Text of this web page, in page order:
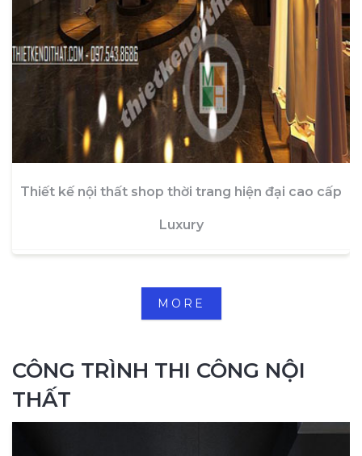
Thiết kế nội thất shop thời trang hiện đại cao cấp
Luxury
MORE
CÔNG TRÌNH THI CÔNG NỘI
THẤT